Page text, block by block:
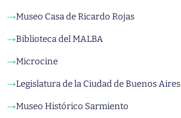
→Museo Casa de Ricardo Rojas
→Biblioteca del MALBA
→Microcine
→Legislatura de la Ciudad de Buenos Aires
→Museo Histórico Sarmiento